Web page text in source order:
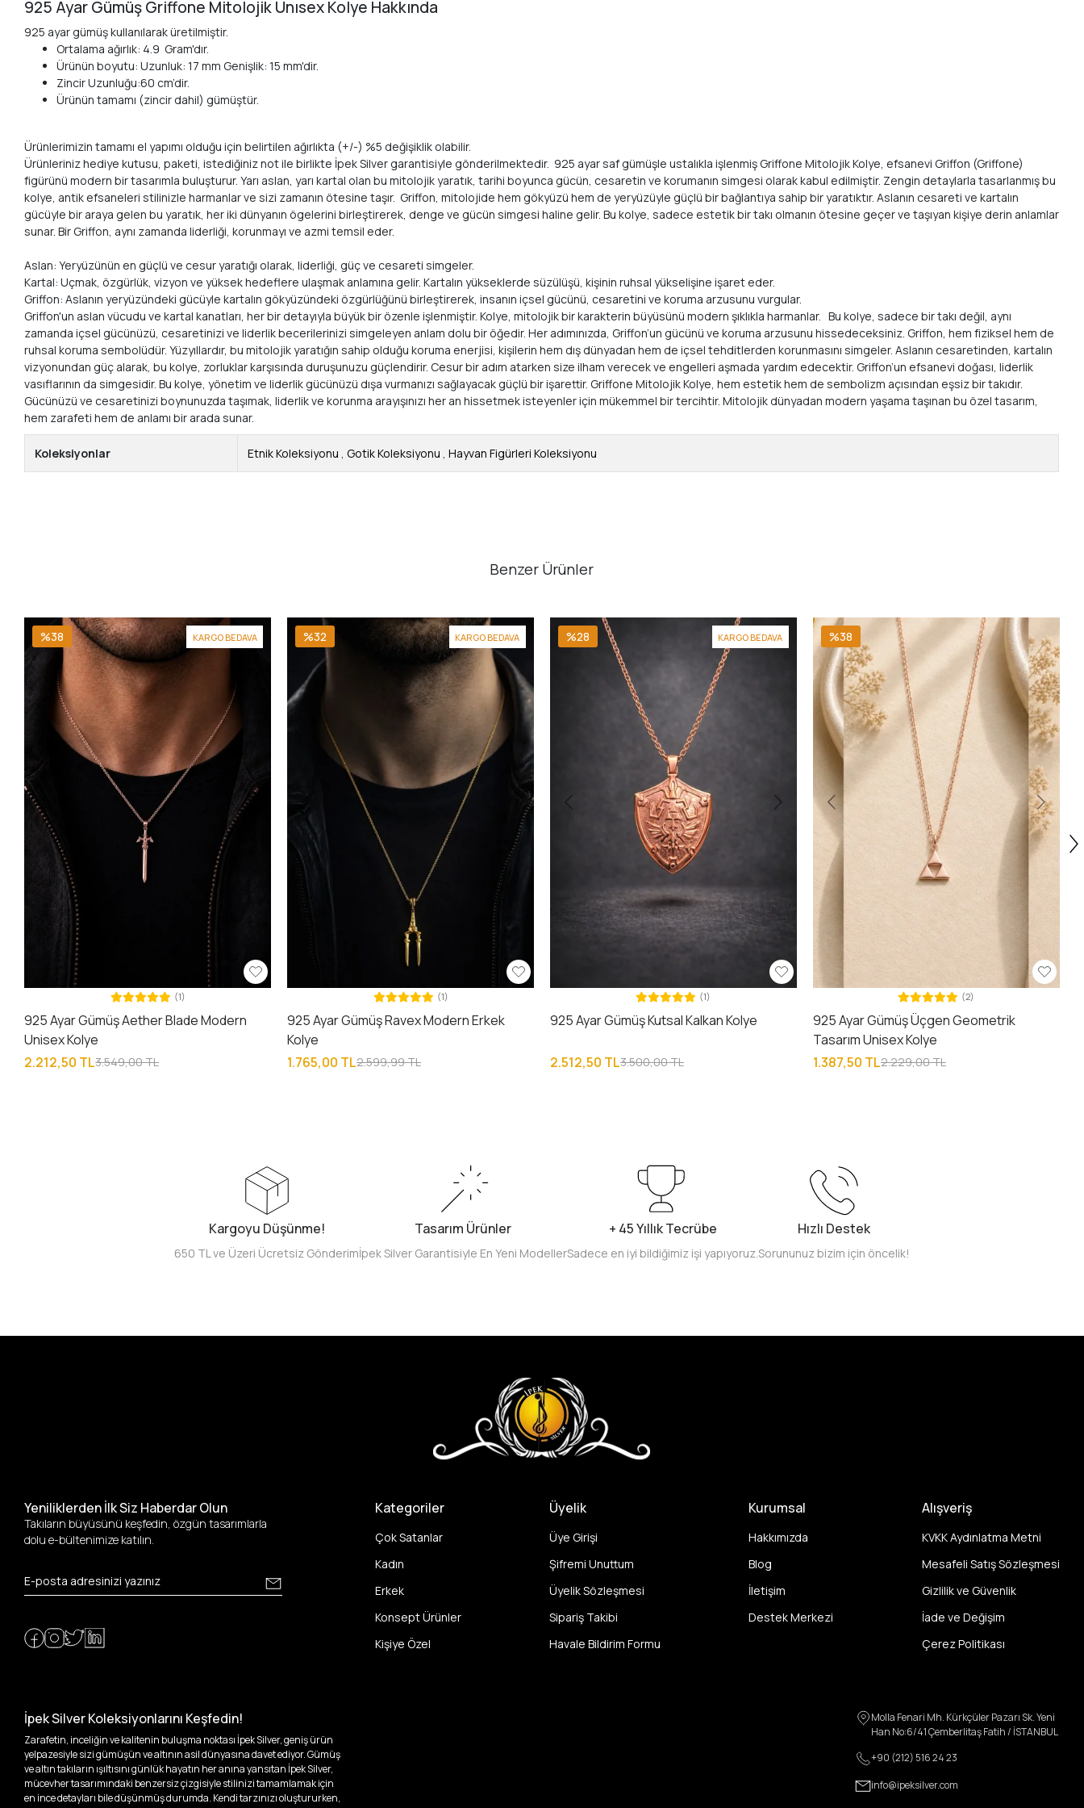
925 Ayar Gümüş Griffone Mitolojik Unısex Kolye Hakkında
925 ayar gümüş kullanılarak üretilmiştir.
Ortalama ağırlık: 4.9 Gram'dır.
Ürünün boyutu: Uzunluk: 17 mm Genişlik: 15 mm'dir.
Zincir Uzunluğu:60 cm’dir.
Ürünün tamamı (zincir dahil) gümüştür.
Ürünlerimizin tamamı el yapımı olduğu için belirtilen ağırlıkta (+/-) %5 değişiklik olabilir.
Ürünleriniz hediye kutusu, paketi, istediğiniz not ile birlikte İpek Silver garantisiyle gönderilmektedir. 925 ayar saf gümüşle ustalıkla işlenmiş Griffone Mitolojik Kolye, efsanevi Griffon (Griffone)
figürünü modern bir tasarımla buluşturur. Yarı aslan, yarı kartal olan bu mitolojik yaratık, tarihi boyunca gücün, cesaretin ve korumanın simgesi olarak kabul edilmiştir. Zengin detaylarla tasarlanmış bu
kolye, antik efsaneleri stilinizle harmanlar ve sizi zamanın ötesine taşır. Griffon, mitolojide hem gökyüzü hem de yeryüzüyle güçlü bir bağlantıya sahip bir yaratıktır. Aslanın cesareti ve kartalın
gücüyle bir araya gelen bu yaratık, her iki dünyanın ögelerini birleştirerek, denge ve gücün simgesi haline gelir. Bu kolye, sadece estetik bir takı olmanın ötesine geçer ve taşıyan kişiye derin anlamlar
sunar. Bir Griffon, aynı zamanda liderliği, korunmayı ve azmi temsil eder.
Aslan: Yeryüzünün en güçlü ve cesur yaratığı olarak, liderliği, güç ve cesareti simgeler.
Kartal: Uçmak, özgürlük, vizyon ve yüksek hedeflere ulaşmak anlamına gelir. Kartalın yükseklerde süzülüşü, kişinin ruhsal yükselişine işaret eder.
Griffon: Aslanın yeryüzündeki gücüyle kartalın gökyüzündeki özgürlüğünü birleştirerek, insanın içsel gücünü, cesaretini ve koruma arzusunu vurgular.
Griffon'un aslan vücudu ve kartal kanatları, her bir detayıyla büyük bir özenle işlenmiştir. Kolye, mitolojik bir karakterin büyüsünü modern şıklıkla harmanlar. Bu kolye, sadece bir takı değil, aynı
zamanda içsel gücünüzü, cesaretinizi ve liderlik becerilerinizi simgeleyen anlam dolu bir öğedir. Her adımınızda, Griffon’un gücünü ve koruma arzusunu hissedeceksiniz. Griffon, hem fiziksel hem de
ruhsal koruma sembolüdür. Yüzyıllardır, bu mitolojik yaratığın sahip olduğu koruma enerjisi, kişilerin hem dış dünyadan hem de içsel tehditlerden korunmasını simgeler. Aslanın cesaretinden, kartalın
vizyonundan güç alarak, bu kolye, zorluklar karşısında duruşunuzu güçlendirir. Cesur bir adım atarken size ilham verecek ve engelleri aşmada yardım edecektir. Griffon’un efsanevi doğası, liderlik
vasıflarının da simgesidir. Bu kolye, yönetim ve liderlik gücünüzü dışa vurmanızı sağlayacak güçlü bir işarettir. Griffone Mitolojik Kolye, hem estetik hem de sembolizm açısından eşsiz bir takıdır.
Gücünüzü ve cesaretinizi boynunuzda taşımak, liderlik ve korunma arayışınızı her an hissetmek isteyenler için mükemmel bir tercihtir. Mitolojik dünyadan modern yaşama taşınan bu özel tasarım,
hem zarafeti hem de anlamı bir arada sunar.
Koleksiyonlar Etnik Koleksiyonu ,Gotik Koleksiyonu ,Hayvan Figürleri Koleksiyonu
Benzer Ürünler
KARGO BEDAVA
%38
(1)
925 Ayar Gümüş Aether Blade Modern
Unisex Kolye
2.212,50 TL3.549,00 TL
KARGO BEDAVA
%32
(1)
925 Ayar Gümüş Ravex Modern Erkek
Kolye
1.765,00 TL2.599,99 TL
KARGO BEDAVA
%28
(1)
925 Ayar Gümüş Kutsal Kalkan Kolye
2.512,50 TL3.500,00 TL
%38
(2)
925 Ayar Gümüş Üçgen Geometrik
Tasarım Unisex Kolye
1.387,50 TL2.229,00 TL
Kargoyu Düşünme!
650 TL ve Üzeri Ücretsiz Gönderim
Tasarım Ürünler
İpek Silver Garantisiyle En Yeni Modeller
+ 45 Yıllık Tecrübe
Sadece en iyi bildiğimiz işi yapıyoruz.
Hızlı Destek
Sorununuz bizim için öncelik!
Yeniliklerden İlk Siz Haberdar Olun
Takıların büyüsünü keşfedin, özgün tasarımlarla
dolu e-bültenimize katılın.
Kategoriler
Çok Satanlar
Kadın
Erkek
Konsept Ürünler
Kişiye Özel
Üyelik
Üye Girişi
Şifremi Unuttum
Üyelik Sözleşmesi
Sipariş Takibi
Havale Bildirim Formu
Kurumsal
Hakkımızda
Blog
İletişim
Destek Merkezi
Alışveriş
KVKK Aydınlatma Metni
Mesafeli Satış Sözleşmesi
Gizlilik ve Güvenlik
İade ve Değişim
Çerez Politikası
İpek Silver Koleksiyonlarını Keşfedin!
Zarafetin, inceliğin ve kalitenin buluşma noktası İpek Silver, geniş ürün
yelpazesiyle sizi gümüşün ve altının asil dünyasına davet ediyor. Gümüş
ve altın takıların ışıltısını günlük hayatın her anına yansıtan İpek Silver,
mücevher tasarımındaki benzersiz çizgisiyle stilinizi tamamlamak için
en ince detayları bile düşünmüş durumda. Kendi tarzınızı oluştururken,
Molla Fenari Mh. Kürkçüler Pazarı Sk. Yeni
Han No:6/41 Çemberlitaş Fatih / İSTANBUL
+90 (212) 516 24 23
info@ipeksilver.com